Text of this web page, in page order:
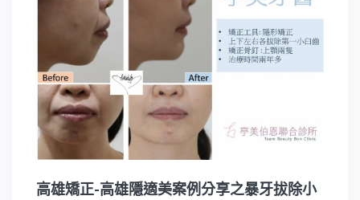
高雄矯正-高雄隱適美案例分享之暴牙拔除小